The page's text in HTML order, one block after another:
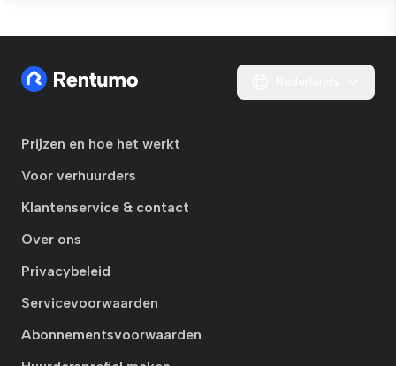
Prijzen en hoe het werkt
Voor verhuurders
Klantenservice & contact
Over ons
Privacybeleid
Servicevoorwaarden
Abonnementsvoorwaarden